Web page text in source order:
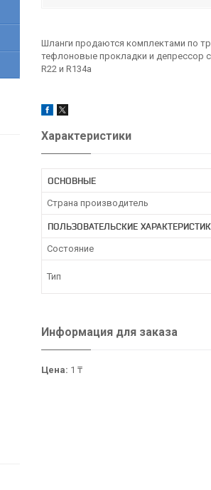
Шланги продаются комплектами по
тефлоновые прокладки и депрессор
R22 и R134a
Характеристики
ОСНОВНЫЕ
Страна производитель
ПОЛЬЗОВАТЕЛЬСКИЕ
Состояние
Тип
Информация для заказа
Цена: 1 ₸